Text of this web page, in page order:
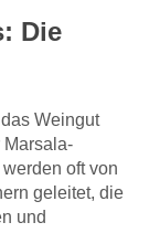
Die
Weingut
Marsala-
oft von
geleitet, die
und